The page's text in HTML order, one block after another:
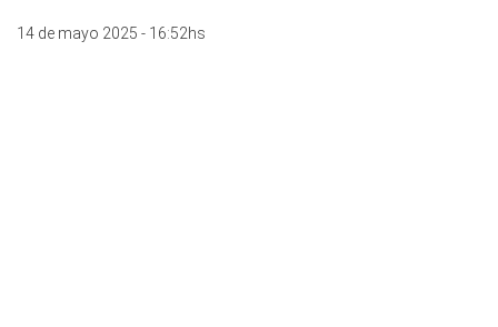
14 de mayo 2025 - 16:52hs